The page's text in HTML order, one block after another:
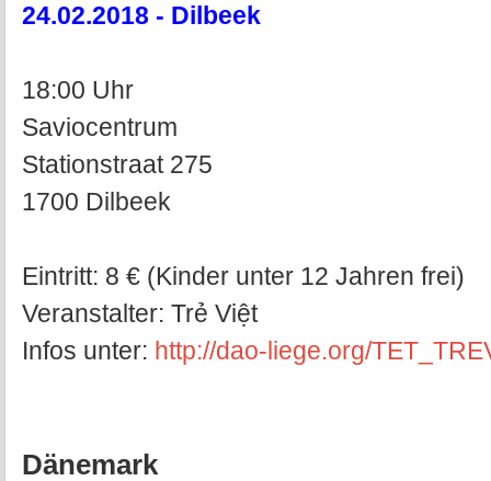
24.02.2018 - Dilbeek
18:00 Uhr
Saviocentrum
Stationstraat 275
1700 Dilbeek
Eintritt: 8 € (Kinder unter 12 Jahren frei)
Veranstalter: Trẻ Việt
Infos unter: http://dao-liege.org/
Dänemark